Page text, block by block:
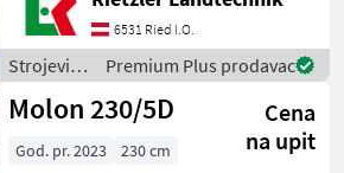
vorrätig, darunter auch
Modelle mit Breiten von
230.4 € 6200, -- inkl 20%
NEU 250.5 pro
6531 Ried I.O.
Strojevi i
oprema
za travu i
Molon
Premium Plus prodavac
Molon 230/5D
Cena
na upit
God. pr. 2023 230 cm